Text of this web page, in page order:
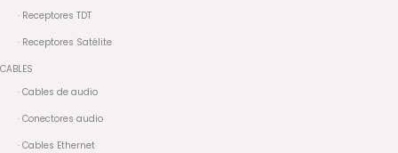
· Receptores TDT
· Receptores Satélite
CABLES
· Cables de audio
· Conectores audio
· Cables Ethernet